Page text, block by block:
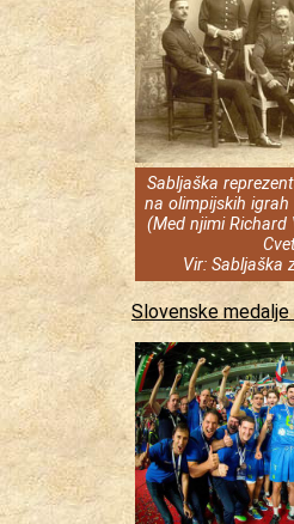
Sabljaška
na olimpijskih
(Med njimi Richard
Vir: Sabljaška
Slovenske